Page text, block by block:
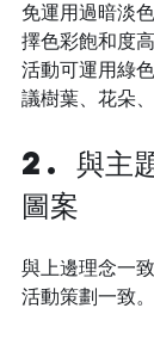
免運用過暗淡
擇色彩飽和度
活動可運用綠
議樹葉、花朵、
2. 與主
圖案
與上邊理念一
活動策劃一致。